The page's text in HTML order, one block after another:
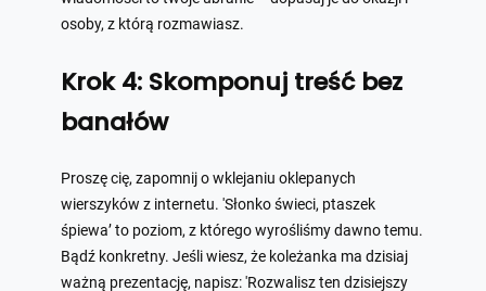
osoby, z którą rozmawiasz.
Krok 4: Skomponuj treść bez
banałów
Proszę cię, zapomnij o wklejaniu oklepanych
wierszyków z internetu. 'Słonko świeci, ptaszek
śpiewa’ to poziom, z którego wyrośliśmy dawno temu.
Bądź konkretny. Jeśli wiesz, że koleżanka ma dzisiaj
ważną prezentację, napisz: 'Rozwalisz ten dzisiejszy